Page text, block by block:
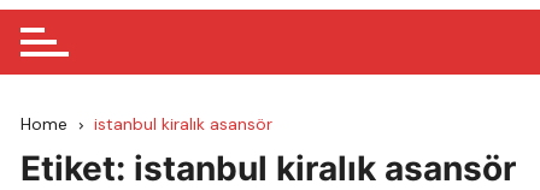
Home istanbul kiralık asansör
Etiket: istanbul kiralık asansör